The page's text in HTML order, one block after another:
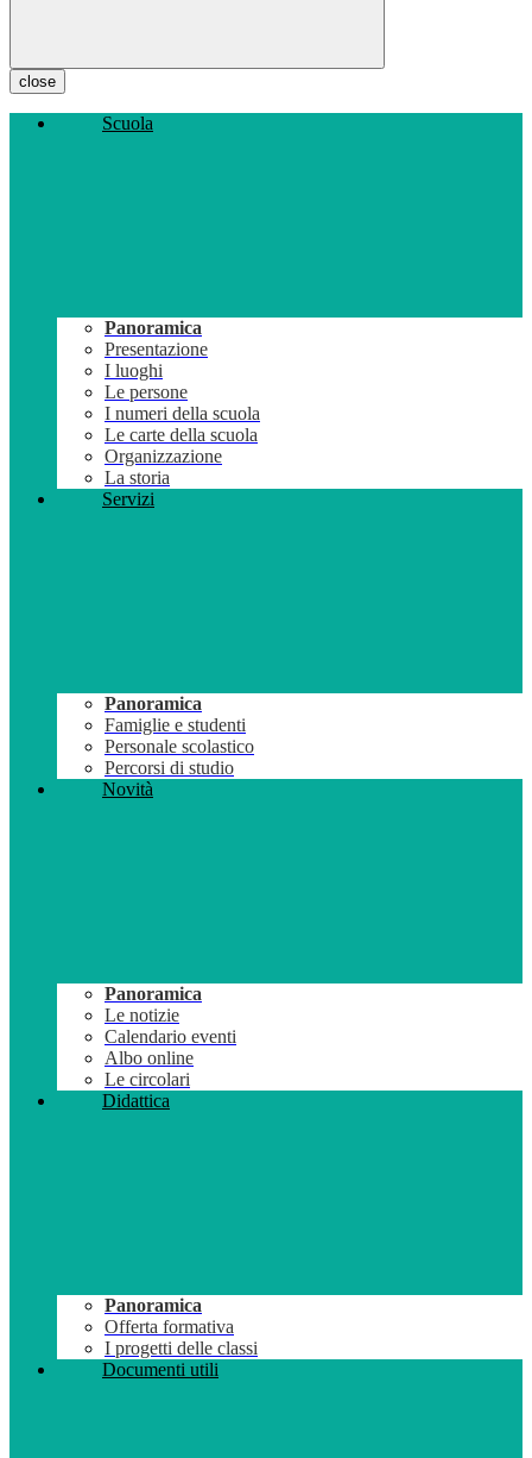
close
Scuola
Panoramica
Presentazione
I luoghi
Le persone
I numeri della scuola
Le carte della scuola
Organizzazione
La storia
Servizi
Panoramica
Famiglie e studenti
Personale scolastico
Percorsi di studio
Novità
Panoramica
Le notizie
Calendario eventi
Albo online
Le circolari
Didattica
Panoramica
Offerta formativa
I progetti delle classi
Documenti utili